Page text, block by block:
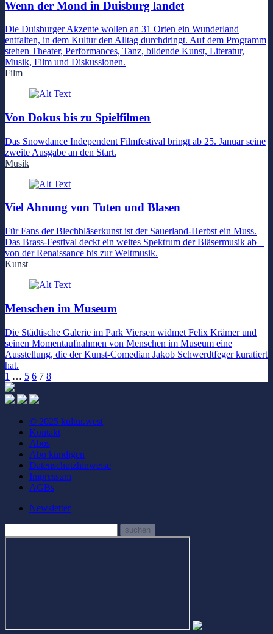
Wenn der Mond in Duisburg landet
Die Duisburger Akzente wollen an 31 Orten ein Wunderland
entfalten, in dem Kultur den Alltag durchdringt. Auf dem Programm
stehen Theater, Performances, Tanz, bildende Kunst, Literatur,
Musik, Film und Diskussionen.
Film
Von Dokus bis zu Spielfilmen
Das Snowdance Independent Filmfestival bringt ab 25. Januar seine
zweite Ausgabe an den Start.
Musik
Viel Ahnung von Tuten und Blasen
Für Fans der Blechbläserkunst ist der Sauerland-Herbst ein Muss.
Das Brass-Festival deckt ein weites Spektrum der Bläsermusik ab –
von der Renaissance bis zur Weltmusik.
Kunst
Menschen im Museum
Die Städtische Galerie im Park Viersen widmet Felix Krämer und
seinen Momentaufnahmen von Menschen im Museum eine
Ausstellung, die der Kunst-Comedian Jakob Schwerdtfeger kuratiert
hat.
1 … 5 6 7 8
© 2025 kultur.west
Kontakt
Abos
Abo kündigen
Datenschutzhinweise
Impressum
AGBs
Newsletter